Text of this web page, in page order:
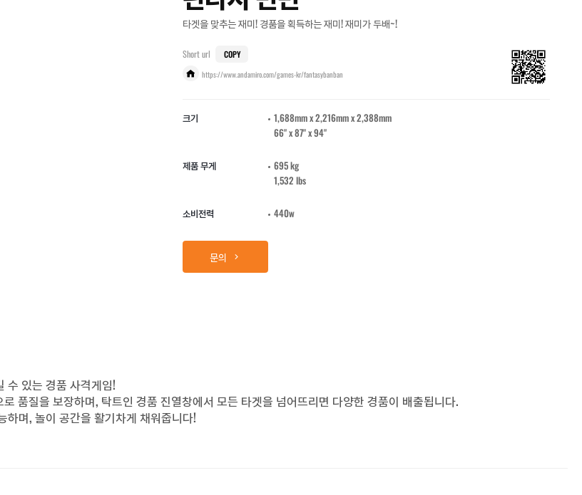
타겟을 맞추는 재미! 경품을 획득하는 재미! 재미가 두배~!
Short url COPY
https://www.andamiro.com/games-kr/fantasybanban
크기
1,688mm x 2,216mm x 2,388mm
66" x 87" x 94"
제품 무게
695 kg
1,532 lbs
소비전력 440w
문의
수 있는 경품 사격게임!
품질을 보장하며, 탁트인 경품 진열창에서 모든 타겟을 넘어뜨리면 다양한 경품이 배출됩니다.
하며, 놀이 공간을 활기차게 채워줍니다!